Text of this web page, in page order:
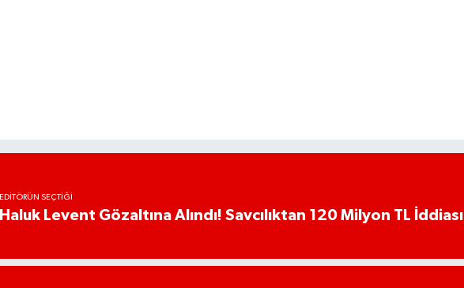
EDITÖRÜN SEÇTIĞI
Haluk Levent Gözaltına Alındı! Savcılıktan 120 Milyon TL İddiası